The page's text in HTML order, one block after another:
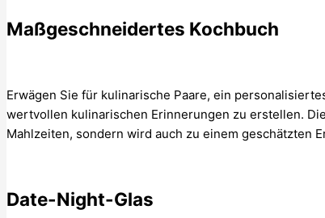
Maßgeschneidertes Kochbuch
Erwägen Sie für kulinarische Paare, ein
wertvollen kulinarischen Erinnerungen zu erstellen.
Mahlzeiten, sondern wird auch zu einem geschätzten
Date-Night-Glas